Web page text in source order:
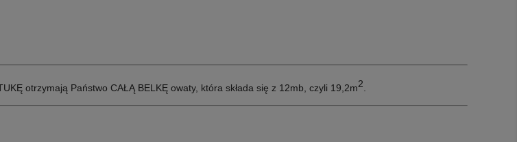
otrzymają Państwo CAŁĄ BELKĘ owaty, która składa się z 12mb, czyli 19,2m2